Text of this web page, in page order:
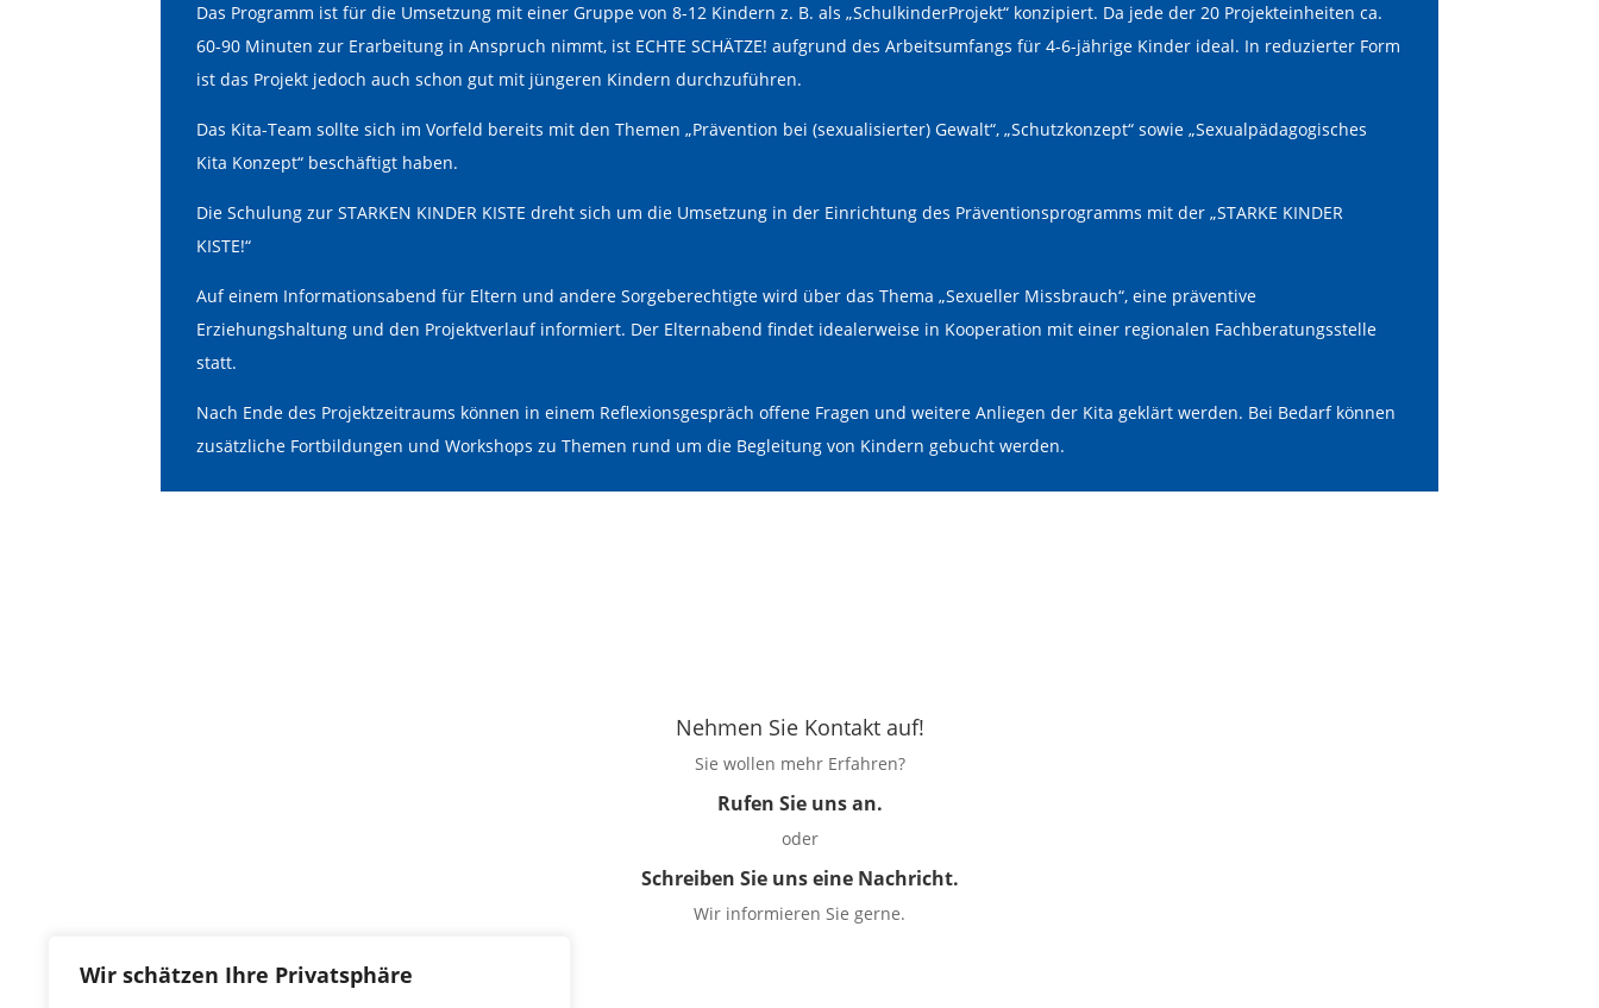
Wir schätzen Ihre Privatsphäre
Das Programm ist für die Umsetzung mit einer Gruppe von 8-12 Kindern z. B. als „SchulkinderProjekt“ konzipiert. Da jede der 20 Projekteinheiten ca.
60-90 Minuten zur Erarbeitung in Anspruch nimmt, ist ECHTE SCHÄTZE! aufgrund des Arbeitsumfangs für 4-6-jährige Kinder ideal. In reduzierter Form
ist das Projekt jedoch auch schon gut mit jüngeren Kindern durchzuführen.
Das Kita-Team sollte sich im Vorfeld bereits mit den Themen „Prävention bei (sexualisierter) Gewalt“, „Schutzkonzept“ sowie „Sexualpädagogisches
Kita Konzept“ beschäftigt haben.
Die Schulung zur STARKEN KINDER KISTE dreht sich um die Umsetzung in der Einrichtung des Präventionsprogramms mit der „STARKE KINDER
KISTE!“
Auf einem Informationsabend für Eltern und andere Sorgeberechtigte wird über das Thema „Sexueller Missbrauch“, eine präventive
Erziehungshaltung und den Projektverlauf informiert. Der Elternabend findet idealerweise in Kooperation mit einer regionalen Fachberatungsstelle
statt.
Nach Ende des Projektzeitraums können in einem Reflexionsgespräch offene Fragen und weitere Anliegen der Kita geklärt werden. Bei Bedarf können
zusätzliche Fortbildungen und Workshops zu Themen rund um die Begleitung von Kindern gebucht werden.
Nehmen Sie Kontakt auf!
Sie wollen mehr Erfahren?
Rufen Sie uns an.
oder
Schreiben Sie uns eine Nachricht.
Wir informieren Sie gerne.